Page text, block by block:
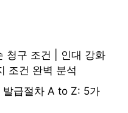
청구 조건 | 인대 강화
조건 완벽 분석
급절차 A to Z: 5가